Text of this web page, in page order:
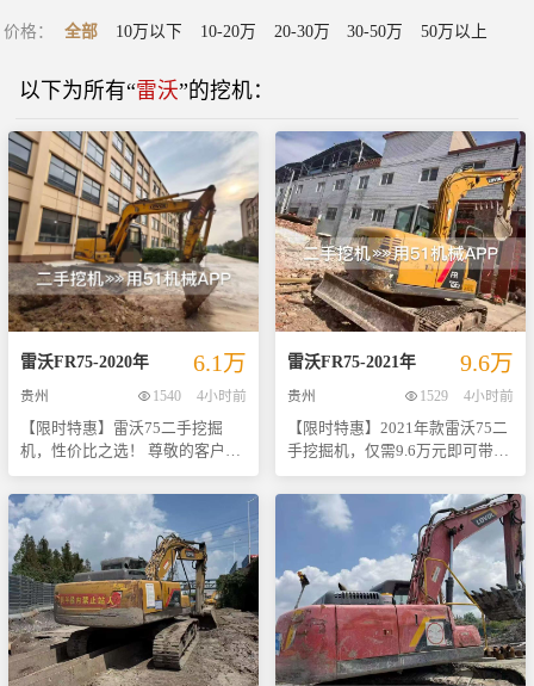
价格 ： 全部 10万以下 10-20万 20-30万 30-50万 50万以上
以下为所有“雷沃”的挖机：
雷沃FR75-2020年 6.1万
贵州 1540
4小时前
【限时特惠】雷沃75二手挖掘
机，性价比之选！ 尊敬的客户
们： 我们诚挚地向您推荐这款性
能卓越、维护良好的二手雷沃75
型挖掘机。作为市场上备受好评
的小型挖掘机之一，雷沃75凭借
其灵活的操作性和强大的挖掘能
力赢得了众多用户的青睐。本机
总工作时长适中，经过专业团队
严格检查与保养，确保每一处细
节都处于最佳状态，无论是城市
建筑工地还是乡村基础设施建设
雷沃FR75-2021年 9.6万
贵州 1529
4小时前
【限时特惠】2021年款雷沃75二
手挖掘机，仅需9.6万元即可带
走！ 尊敬的客户， 我们很高兴向
您推荐这款极具性价比的二手挖
机——2021年产雷沃75型挖掘
机。作为一款在市场上广受好评
的小型挖掘机，它不仅拥有出色
的性能表现，还以其经济实惠的
价格成为众多工程团队的理想选
择。 - **生产年份**：2021年 -
**型号**：雷沃75 - **售价**：
9.6万元 这款机器自出厂以来使用